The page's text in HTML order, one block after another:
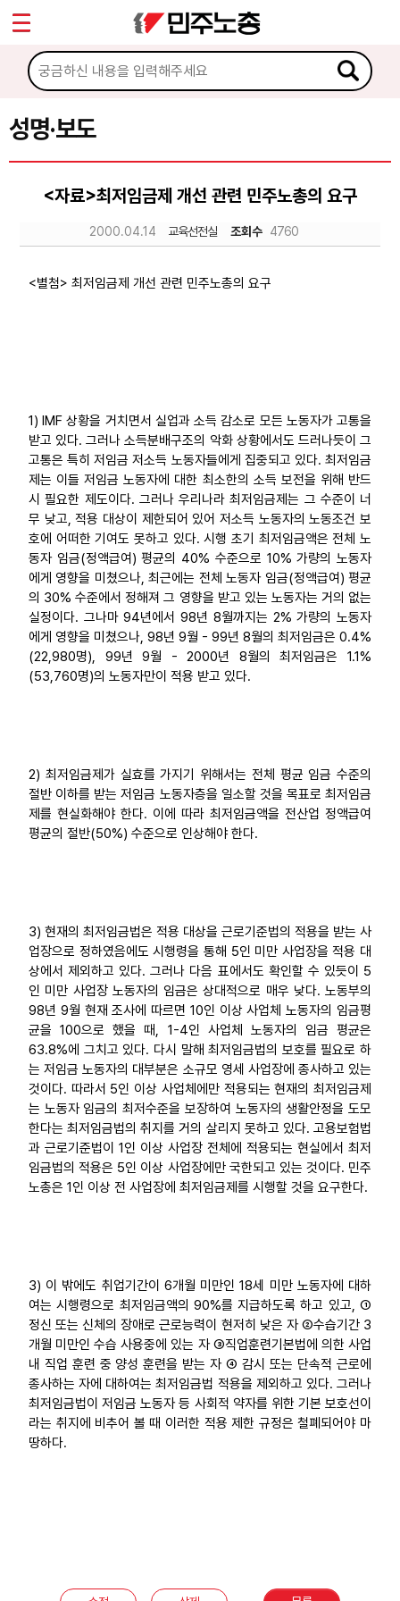
성명·보도
<자료>최저임금제 개선 관련 민주노총의 요구
2000.04.14 교육선전실 조회수 4760
<별첨> 최저임금제 개선 관련 민주노총의 요구
1) IMF 상황을 거치면서 실업과 소득 감소로 모든 노동자가 고통을
받고 있다. 그러나 소득분배구조의 악화 상황에서도 드러나듯이 그
고통은 특히 저임금 저소득 노동자들에게 집중되고 있다. 최저임금
제는 이들 저임금 노동자에 대한 최소한의 소득 보전을 위해 반드
시 필요한 제도이다. 그러나 우리나라 최저임금제는 그 수준이 너
무 낮고, 적용 대상이 제한되어 있어 저소득 노동자의 노동조건 보
호에 어떠한 기여도 못하고 있다. 시행 초기 최저임금액은 전체 노
동자 임금(정액급여) 평균의 40% 수준으로 10% 가량의 노동자
에게 영향을 미쳤으나, 최근에는 전체 노동자 임금(정액급여) 평균
의 30% 수준에서 정해져 그 영향을 받고 있는 노동자는 거의 없는
실정이다. 그나마 94년에서 98년 8월까지는 2% 가량의 노동자
에게 영향을 미쳤으나, 98년 9월 - 99년 8월의 최저임금은 0.4%
(22,980명), 99년 9월 - 2000년 8월의 최저임금은 1.1%
(53,760명)의 노동자만이 적용 받고 있다.
2) 최저임금제가 실효를 가지기 위해서는 전체 평균 임금 수준의
절반 이하를 받는 저임금 노동자층을 일소할 것을 목표로 최저임금
제를 현실화해야 한다. 이에 따라 최저임금액을 전산업 정액급여
평균의 절반(50%) 수준으로 인상해야 한다.
3) 현재의 최저임금법은 적용 대상을 근로기준법의 적용을 받는 사
업장으로 정하였음에도 시행령을 통해 5인 미만 사업장을 적용 대
상에서 제외하고 있다. 그러나 다음 표에서도 확인할 수 있듯이 5
인 미만 사업장 노동자의 임금은 상대적으로 매우 낮다. 노동부의
98년 9월 현재 조사에 따르면 10인 이상 사업체 노동자의 임금평
균을 100으로 했을 때, 1-4인 사업체 노동자의 임금 평균은
63.8%에 그치고 있다. 다시 말해 최저임금법의 보호를 필요로 하
는 저임금 노동자의 대부분은 소규모 영세 사업장에 종사하고 있는
것이다. 따라서 5인 이상 사업체에만 적용되는 현재의 최저임금제
는 노동자 임금의 최저수준을 보장하여 노동자의 생활안정을 도모
한다는 최저임금법의 취지를 거의 살리지 못하고 있다. 고용보험법
과 근로기준법이 1인 이상 사업장 전체에 적용되는 현실에서 최저
임금법의 적용은 5인 이상 사업장에만 국한되고 있는 것이다. 민주
노총은 1인 이상 전 사업장에 최저임금제를 시행할 것을 요구한다.
3) 이 밖에도 취업기간이 6개월 미만인 18세 미만 노동자에 대하
여는 시행령으로 최저임금액의 90%를 지급하도록 하고 있고, ①
정신 또는 신체의 장애로 근로능력이 현저히 낮은 자 ②수습기간 3
개월 미만인 수습 사용중에 있는 자 ③직업훈련기본법에 의한 사업
내 직업 훈련 중 양성 훈련을 받는 자 ④ 감시 또는 단속적 근로에
종사하는 자에 대하여는 최저임금법 적용을 제외하고 있다. 그러나
최저임금법이 저임금 노동자 등 사회적 약자를 위한 기본 보호선이
라는 취지에 비추어 볼 때 이러한 적용 제한 규정은 철폐되어야 마
땅하다.
마이페이지
소개
소식
공지사항
성명·보도
노동상담
업무
Sketchbook5, 스케치북5
Sketchbook5, 스케치북5